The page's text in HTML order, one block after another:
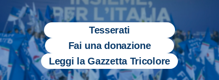
Tesserati
Fai una donazione
Leggi la Gazzetta Tricolore